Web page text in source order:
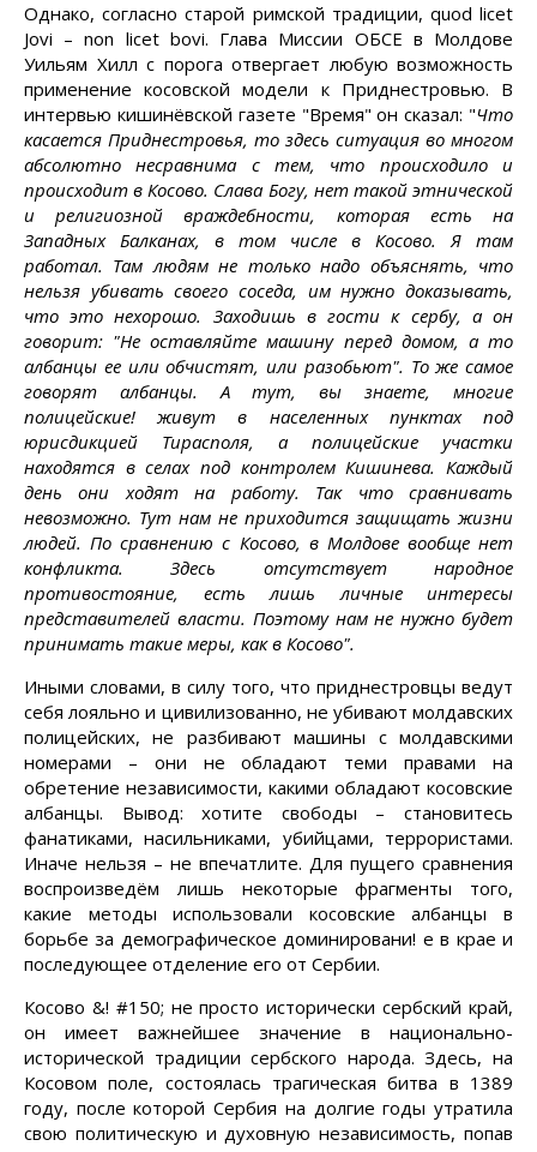
Однако, согласно старой римской традиции, quod licet
Jovi – non licet bovi. Глава Миссии ОБСЕ в Молдове
Уильям Хилл с порога отвергает любую возможность
применение косовской модели к Приднестровью. В
интервью кишинёвской газете "Время" он сказал: "Что
касается Приднестровья, то здесь ситуация во многом
абсолютно несравнима с тем, что происходило и
происходит в Косово. Слава Богу, нет такой этнической
и религиозной враждебности, которая есть на
Западных Балканах, в том числе в Косово. Я там
работал. Там людям не только надо объяснять, что
нельзя убивать своего соседа, им нужно доказывать,
что это нехорошо. Заходишь в гости к сербу, а он
говорит: "Не оставляйте машину перед домом, а то
албанцы ее или обчистят, или разобьют". То же самое
говорят албанцы. А тут, вы знаете, многие
полицейские! живут в населенных пунктах под
юрисдикцией Тирасполя, а полицейские участки
находятся в селах под контролем Кишинева. Каждый
день они ходят на работу. Так что сравнивать
невозможно. Тут нам не приходится защищать жизни
людей. По сравнению с Косово, в Молдове вообще нет
конфликта. Здесь отсутствует народное
противостояние, есть лишь личные интересы
представителей власти. Поэтому нам не нужно будет
принимать такие меры, как в Косово".
Иными словами, в силу того, что приднестровцы ведут
себя лояльно и цивилизованно, не убивают молдавских
полицейских, не разбивают машины с молдавскими
номерами – они не обладают теми правами на
обретение независимости, какими обладают косовские
албанцы. Вывод: хотите свободы – становитесь
фанатиками, насильниками, убийцами, террористами.
Иначе нельзя – не впечатлите. Для пущего сравнения
воспроизведём лишь некоторые фрагменты того,
какие методы использовали косовские албанцы в
борьбе за демографическое доминировани! е в крае и
последующее отделение его от Сербии.
Косово &! #150; не просто исторически сербский край,
он имеет важнейшее значение в национально-
исторической традиции сербского народа. Здесь, на
Косовом поле, состоялась трагическая битва в 1389
году, после которой Сербия на долгие годы утратила
свою политическую и духовную независимость, попав